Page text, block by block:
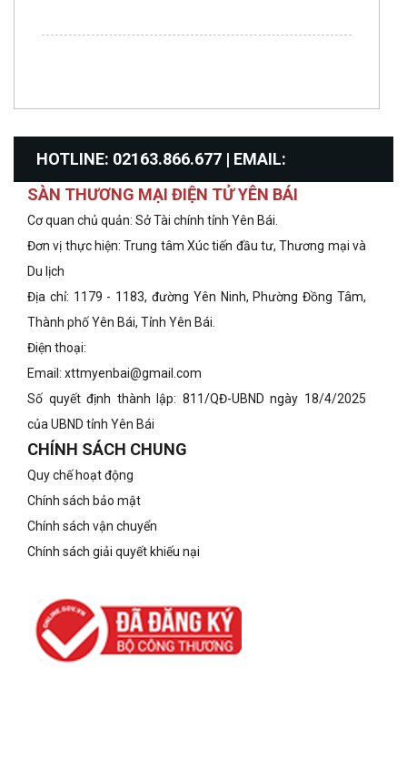
HOTLINE: 02163.866.677 | EMAIL:
xttmyenbai@gmail.com
SÀN THƯƠNG MẠI ĐIỆN TỬ YÊN BÁI
Cơ quan chủ quản: Sở Tài chính tỉnh Yên Bái.
Đơn vị thực hiện: Trung tâm Xúc tiến đầu tư, Thương mại và
Du lịch
Địa chỉ: 1179 - 1183, đường Yên Ninh, Phường Đồng Tâm,
Thành phố Yên Bái, Tỉnh Yên Bái.
Điện thoại:
Email: xttmyenbai@gmail.com
Số quyết định thành lập: 811/QĐ-UBND ngày 18/4/2025
của UBND tỉnh Yên Bái
CHÍNH SÁCH CHUNG
Quy chế hoạt động
Chính sách bảo mật
Chính sách vận chuyển
Chính sách giải quyết khiếu nại